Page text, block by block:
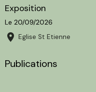
Exposition
Le 20/09/2026
Eglise St Etienne
Publications